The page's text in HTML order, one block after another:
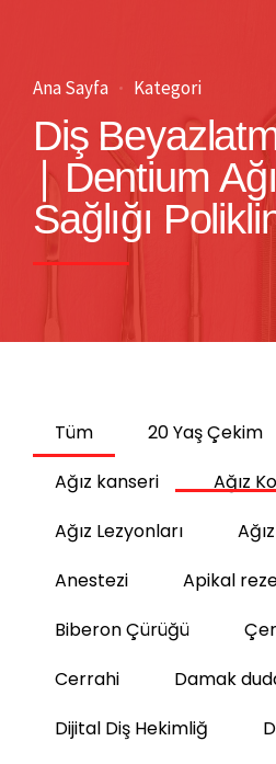
Ana Sayfa Kategori
Diş
| Dentium
Sağlığı
Tüm 20 Yaş Çekim
Ağız kanseri
Ağız
Ağız Lezyonları
Anestezi
Apikal
Biberon Çürüğü
Cerrahi
Damak
Dijital Diş Hekimliğ